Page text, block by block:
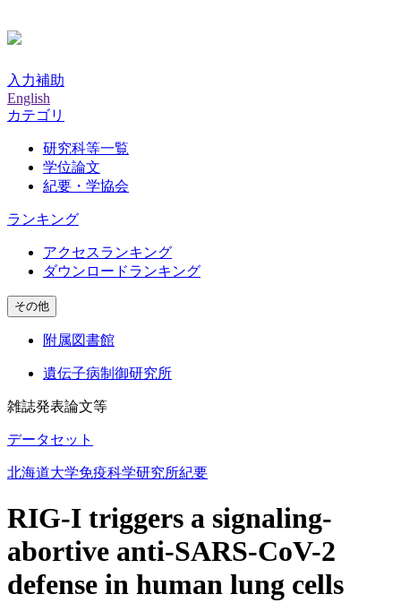
入力補助
English
カテゴリ
研究科等一覧
学位論文
紀要・学協会
ランキング
アクセスランキング
ダウンロードランキング
その他
附属図書館
遺伝子病制御研究所
雑誌発表論文等
データセット
北海道大学免疫科学研究所紀要
RIG-I triggers a signaling-
abortive anti-SARS-CoV-2
defense in human lung cells